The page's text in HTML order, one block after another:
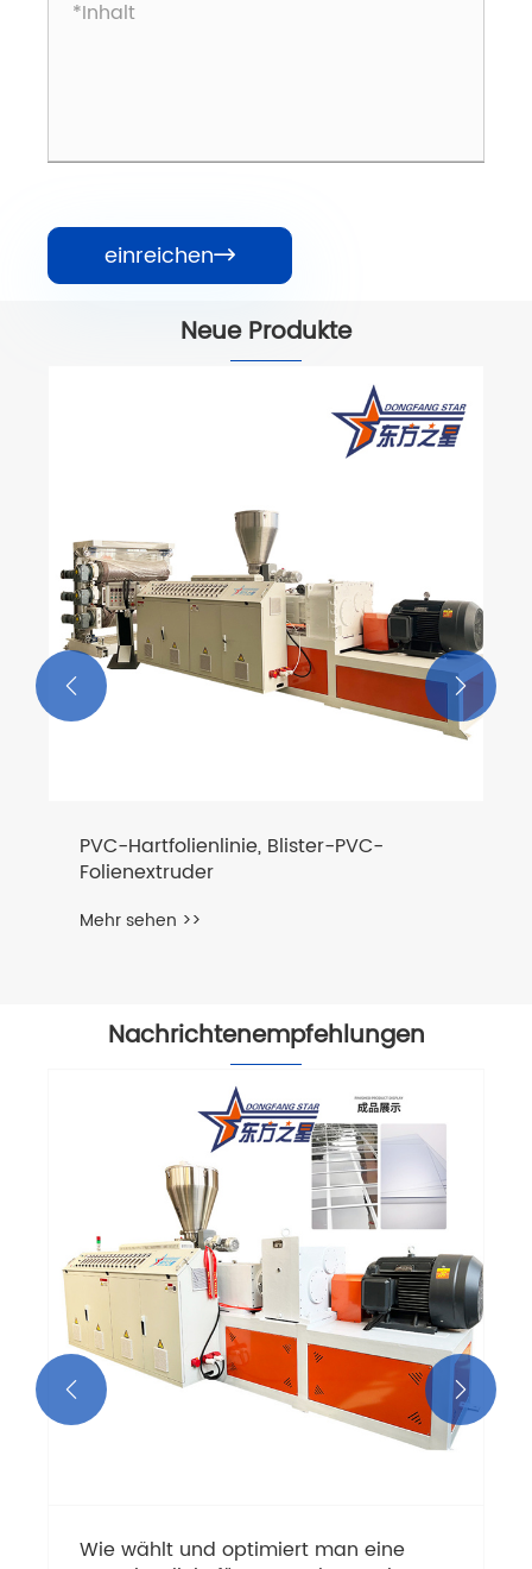
einreichen
Neue Produkte
PE-Folienextrusions-Produktionslinie
/ Kunststoffextruder
 
Nachrichtenempfehlungen
Hartes PVC transparenter Blatt -
Extrudermaschine: Klarheit mit Stärke
Mehr sehen >>
 